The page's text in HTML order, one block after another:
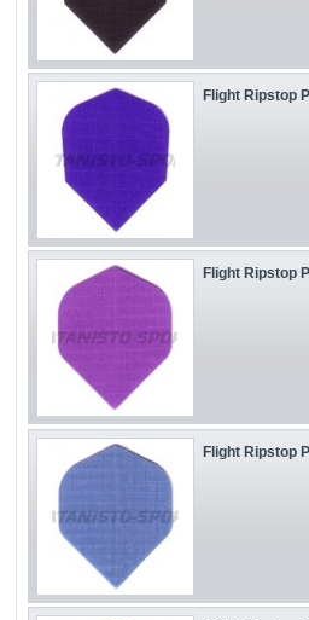
Flight Ripstop
Flight Ripstop
Flight Ripstop